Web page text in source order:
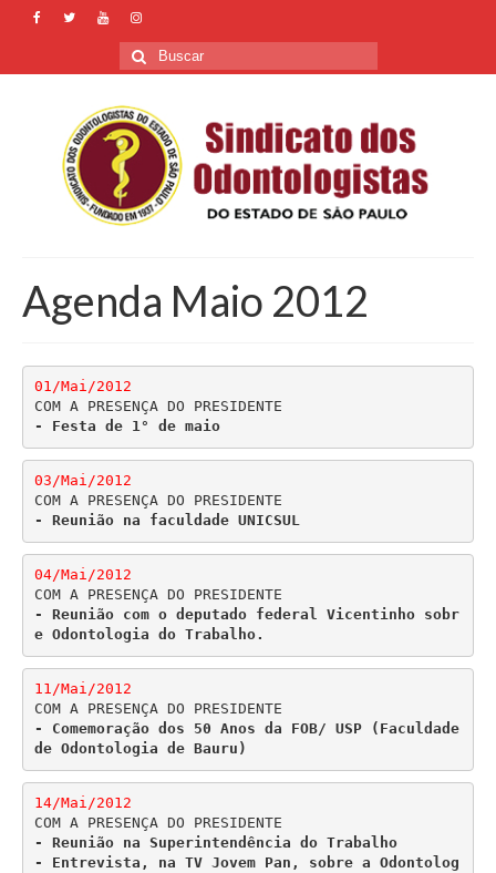
Buscar
por:
Agenda Maio 2012
01/Mai/2012
- Festa de 1° de maio
03/Mai/2012
- Reunião na faculdade UNICSUL
04/Mai/2012
- Reunião com o deputado federal Vicentinho sobr
e Odontologia do Trabalho.
11/Mai/2012
- Comemoração dos 50 Anos da FOB/ USP (Faculdade
de Odontologia de Bauru)
14/Mai/2012
- Reunião na Superintendência do Trabalho
- Entrevista, na TV Jovem Pan, sobre a Odontolog